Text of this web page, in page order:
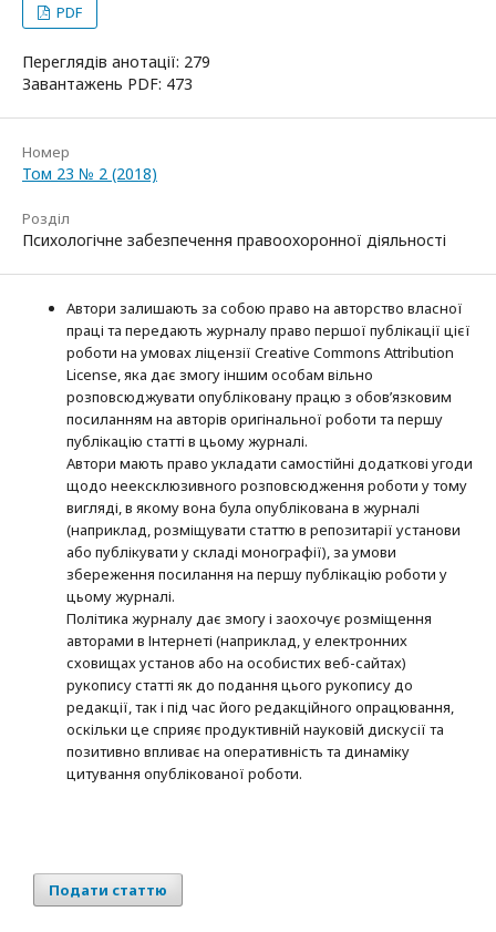
PDF
Переглядів анотації: 279
Завантажень PDF: 473
Номер
Том 23 № 2 (2018)
Розділ
Психологічне забезпечення правоохоронної діяльності
Автори залишають за собою право на авторство власної
праці та передають журналу право першої публікації цієї
роботи на умовах ліцензії Creative Commons Attribution
License, яка дає змогу іншим особам вільно
розповсюджувати опубліковану працю з обов’язковим
посиланням на авторів оригінальної роботи та першу
публікацію статті в цьому журналі.
Автори мають право укладати самостійні додаткові угоди
щодо неексклюзивного розповсюдження роботи у тому
вигляді, в якому вона була опублікована в журналі
(наприклад, розміщувати статтю в репозитарії установи
або публікувати у складі монографії), за умови
збереження посилання на першу публікацію роботи у
цьому журналі.
Політика журналу дає змогу і заохочує розміщення
авторами в Інтернеті (наприклад, у електронних
сховищах установ або на особистих веб-сайтах)
рукопису статті як до подання цього рукопису до
редакції, так і під час його редакційного опрацювання,
оскільки це сприяє продуктивній науковій дискусії та
позитивно впливає на оперативність та динаміку
цитування опублікованої роботи.
Подати статтю